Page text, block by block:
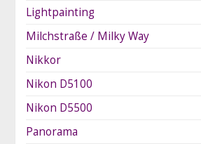
Lightpainting
Milchstraße / Milky Way
Nikkor
Nikon D5100
Nikon D5500
Panorama